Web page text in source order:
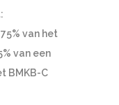
van het
van een
BMKB-C